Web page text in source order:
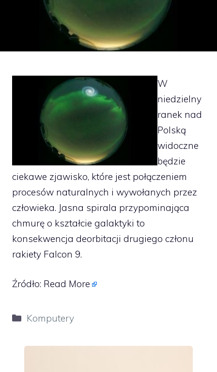
W
niedzielny
ranek nad
Polską
widoczne
będzie
ciekawe zjawisko, które jest połączeniem
procesów naturalnych i wywołanych przez
człowieka. Jasna spirala przypominająca
chmurę o kształcie galaktyki to
konsekwencja deorbitacji drugiego członu
rakiety Falcon 9.
Źródło: Read More
Kategorie
Komputery